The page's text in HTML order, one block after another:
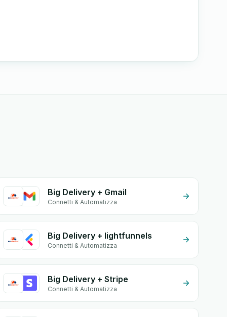
Big Delivery + Gmail
Connetti & Automatizza
Big Delivery + lightfunnels
Connetti & Automatizza
Big Delivery + Stripe
Connetti & Automatizza